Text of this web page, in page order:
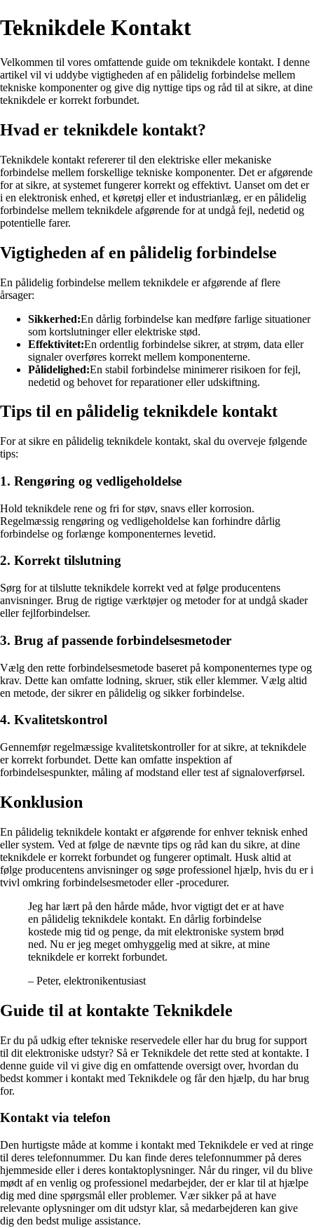
Teknikdele Kontakt
Velkommen til vores omfattende guide om teknikdele kontakt. I denne
artikel vil vi uddybe vigtigheden af en pålidelig forbindelse mellem
tekniske komponenter og give dig nyttige tips og råd til at sikre, at dine
teknikdele er korrekt forbundet.
Hvad er teknikdele kontakt?
Teknikdele kontakt refererer til den elektriske eller mekaniske
forbindelse mellem forskellige tekniske komponenter. Det er afgørende
for at sikre, at systemet fungerer korrekt og effektivt. Uanset om det er
i en elektronisk enhed, et køretøj eller et industrianlæg, er en pålidelig
forbindelse mellem teknikdele afgørende for at undgå fejl, nedetid og
potentielle farer.
Vigtigheden af en pålidelig forbindelse
En pålidelig forbindelse mellem teknikdele er afgørende af flere
årsager:
Sikkerhed:En dårlig forbindelse kan medføre farlige situationer
som kortslutninger eller elektriske stød.
Effektivitet:En ordentlig forbindelse sikrer, at strøm, data eller
signaler overføres korrekt mellem komponenterne.
Pålidelighed:En stabil forbindelse minimerer risikoen for fejl,
nedetid og behovet for reparationer eller udskiftning.
Tips til en pålidelig teknikdele kontakt
For at sikre en pålidelig teknikdele kontakt, skal du overveje følgende
tips:
1. Rengøring og vedligeholdelse
Hold teknikdele rene og fri for støv, snavs eller korrosion.
Regelmæssig rengøring og vedligeholdelse kan forhindre dårlig
forbindelse og forlænge komponenternes levetid.
2. Korrekt tilslutning
Sørg for at tilslutte teknikdele korrekt ved at følge producentens
anvisninger. Brug de rigtige værktøjer og metoder for at undgå skader
eller fejlforbindelser.
3. Brug af passende forbindelsesmetoder
Vælg den rette forbindelsesmetode baseret på komponenternes type og
krav. Dette kan omfatte lodning, skruer, stik eller klemmer. Vælg altid
en metode, der sikrer en pålidelig og sikker forbindelse.
4. Kvalitetskontrol
Gennemfør regelmæssige kvalitetskontroller for at sikre, at teknikdele
er korrekt forbundet. Dette kan omfatte inspektion af
forbindelsespunkter, måling af modstand eller test af signaloverførsel.
Konklusion
En pålidelig teknikdele kontakt er afgørende for enhver teknisk enhed
eller system. Ved at følge de nævnte tips og råd kan du sikre, at dine
teknikdele er korrekt forbundet og fungerer optimalt. Husk altid at
følge producentens anvisninger og søge professionel hjælp, hvis du er i
tvivl omkring forbindelsesmetoder eller -procedurer.
Jeg har lært på den hårde måde, hvor vigtigt det er at have
en pålidelig teknikdele kontakt. En dårlig forbindelse
kostede mig tid og penge, da mit elektroniske system brød
ned. Nu er jeg meget omhyggelig med at sikre, at mine
teknikdele er korrekt forbundet.
– Peter, elektronikentusiast
Guide til at kontakte Teknikdele
Er du på udkig efter tekniske reservedele eller har du brug for support
til dit elektroniske udstyr? Så er Teknikdele det rette sted at kontakte. I
denne guide vil vi give dig en omfattende oversigt over, hvordan du
bedst kommer i kontakt med Teknikdele og får den hjælp, du har brug
for.
Kontakt via telefon
Den hurtigste måde at komme i kontakt med Teknikdele er ved at ringe
til deres telefonnummer. Du kan finde deres telefonnummer på deres
hjemmeside eller i deres kontaktoplysninger. Når du ringer, vil du blive
mødt af en venlig og professionel medarbejder, der er klar til at hjælpe
dig med dine spørgsmål eller problemer. Vær sikker på at have
relevante oplysninger om dit udstyr klar, så medarbejderen kan give
dig den bedst mulige assistance.